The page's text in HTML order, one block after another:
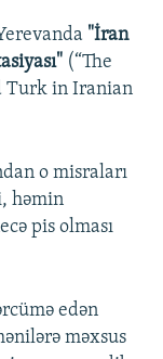
"İran
(“The
Turk in Iranian
o misraları
həmin
pis olması
edən
məxsus